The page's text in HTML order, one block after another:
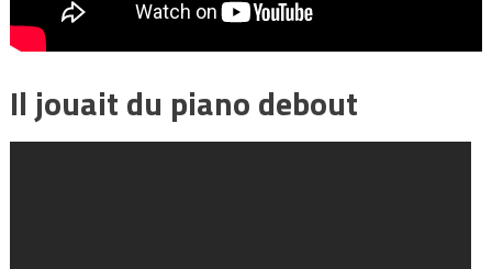
Il jouait du piano debout